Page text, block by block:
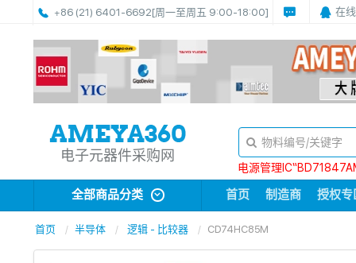
+86 (21) 6401-6692[周一至周五 9:00-18:00] 在
电子元器件采购网
电源管理
全部商品分类 首页 制造商 授权专
首页 半导体 逻辑 - 比较器 CD74HC85M